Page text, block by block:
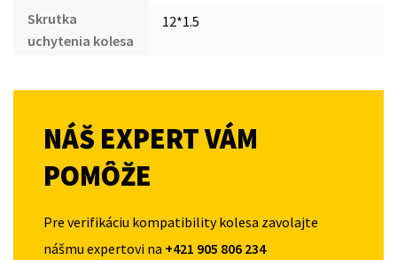
Skrutka
uchytenia kolesa
12*1.5
NÁŠ EXPERT VÁM
POMÔŽE
Pre verifikáciu kompatibility kolesa zavolajte
nášmu expertovi na +421 905 806 234